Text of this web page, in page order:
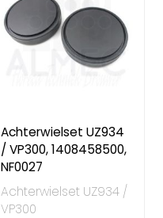
Achterwielset UZ934
/ VP300, 1408458500,
NF0027
Achterwielset UZ934 /
VP300